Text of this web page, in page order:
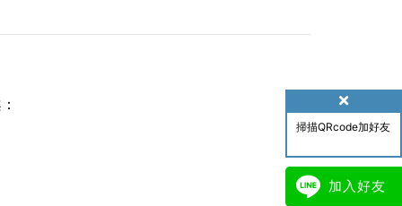
掃描QRcode加好友
加入好友